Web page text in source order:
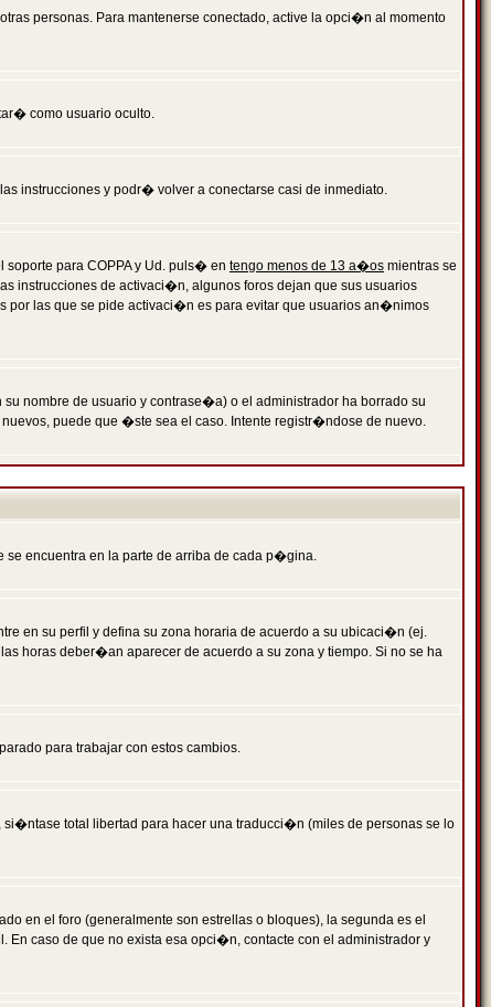
personas. Para mantenerse conectado, active la opci�n al momento
como usuario oculto.
instrucciones y podr� volver a conectarse casi de inmediato.
para COPPA y Ud. puls� en tengo menos de 13 a�os mientras se
instrucciones de activaci�n, algunos foros dejan que sus usuarios
por las que se pide activaci�n es para evitar que usuarios an�nimos
nombre de usuario y contrase�a) o el administrador ha borrado su
puede que �ste sea el caso. Intente registr�ndose de nuevo.
se encuentra en la parte de arriba de cada p�gina.
en su perfil y defina su zona horaria de acuerdo a su ubicaci�n (ej.
horas deber�an aparecer de acuerdo a su zona y tiempo. Si no se ha
para trabajar con estos cambios.
total libertad para hacer una traducci�n (miles de personas se lo
en el foro (generalmente son estrellas o bloques), la segunda es el
caso de que no exista esa opci�n, contacte con el administrador y